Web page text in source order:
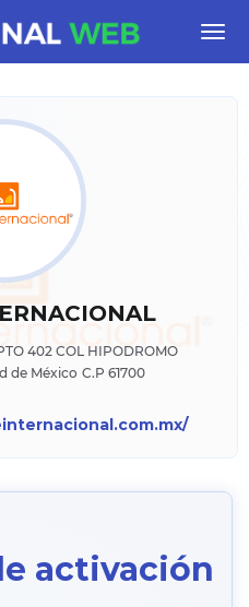
402 COL HIPODROMO
de México C.P 61700
activación